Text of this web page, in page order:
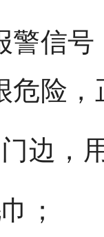
警信
危险
边，
；